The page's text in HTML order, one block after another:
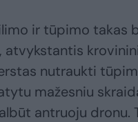
ir tūpimo takas
atvykstantis
nutraukti
mažesniu
antruoju dronu.